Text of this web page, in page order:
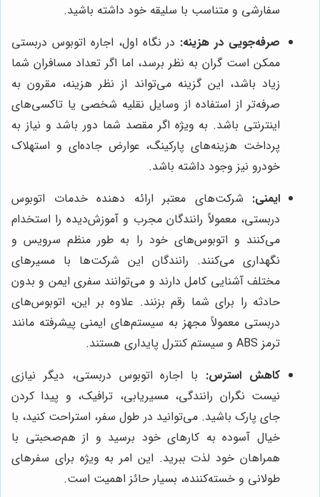
سفارشی و متناسب با سلیقه خود داشته باشید.
صرفه‌جویی در هزینه: در نگاه اول، اجاره اتوبوس دربستی
ممکن است گران به نظر برسد، اما اگر تعداد مسافران شما
زیاد باشد، این گزینه می‌تواند از نظر هزینه، مقرون به
صرفه‌تر از استفاده از وسایل نقلیه شخصی یا تاکسی‌های
اینترنتی باشد. به ویژه اگر مقصد شما دور باشد و نیاز به
پرداخت هزینه‌های پارکینگ، عوارض جاده‌ای و استهلاک
خودرو نیز وجود داشته باشد.
ایمنی: شرکت‌های معتبر ارائه دهنده خدمات اتوبوس
دربستی، معمولاً رانندگان مجرب و آموزش‌دیده را استخدام
می‌کنند و اتوبوس‌های خود را به طور منظم سرویس و
نگهداری می‌کنند. رانندگان این شرکت‌ها با مسیرهای
مختلف آشنایی کامل دارند و می‌توانند سفری ایمن و بدون
حادثه را برای شما رقم بزنند. علاوه بر این، اتوبوس‌های
دربستی معمولاً مجهز به سیستم‌های ایمنی پیشرفته مانند
ترمز ABS و سیستم کنترل پایداری هستند.
کاهش استرس: با اجاره اتوبوس دربستی، دیگر نیازی
نیست نگران رانندگی، مسیریابی، ترافیک، و پیدا کردن
جای پارک باشید. می‌توانید در طول سفر، استراحت کنید، با
خیال آسوده به کارهای خود برسید و از هم‌صحبتی با
همراهان خود لذت ببرید. این امر به ویژه برای سفرهای
طولانی و خسته‌کننده، بسیار حائز اهمیت است.